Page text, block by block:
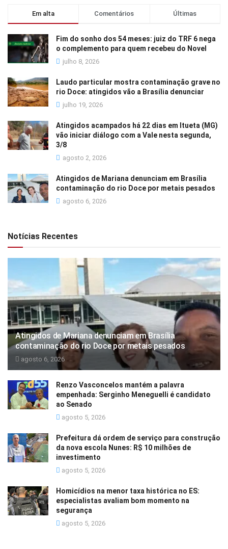
Em alta Comentários Últimas
Fim do sonho dos 54 meses: juiz do TRF 6 nega
o complemento para quem recebeu do Novel
julho 8, 2026
Laudo particular mostra contaminação grave no
rio Doce: atingidos vão a Brasília denunciar
julho 19, 2026
Atingidos acampados há 22 dias em Itueta (MG)
vão iniciar diálogo com a Vale nesta segunda,
3/8
agosto 2, 2026
Atingidos de Mariana denunciam em Brasília
contaminação do rio Doce por metais pesados
agosto 6, 2026
Notícias Recentes
Atingidos de Mariana denunciam em Brasília
contaminação do rio Doce por metais pesados
agosto 6, 2026
Renzo Vasconcelos mantém a palavra
empenhada: Serginho Meneguelli é candidato
ao Senado
agosto 5, 2026
Prefeitura dá ordem de serviço para construção
da nova escola Nunes: R$ 10 milhões de
investimento
agosto 5, 2026
Homicídios na menor taxa histórica no ES:
especialistas avaliam bom momento na
segurança
agosto 5, 2026